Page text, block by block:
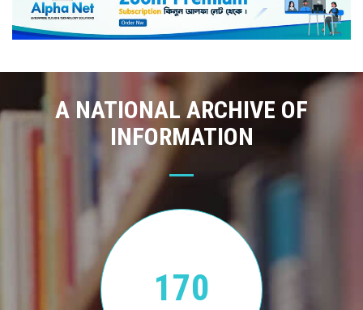
A NATIONAL ARCHIVE OF
INFORMATION
170